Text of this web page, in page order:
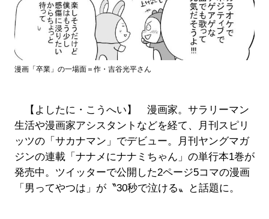
漫画「卒業」の一場面＝作・吉谷光平さん
【よしたに・こうへい】 漫画家。サラリーマン
生活や漫画家アシスタントなどを経て、月刊スピリ
ッツの「サカナマン」でデビュー。月刊ヤングマガ
ジンの連載「ナナメにナナミちゃん」の単行本1巻が
発売中。ツイッターで公開した2ページ5コマの漫画
「男ってやつは」が〝30秒で泣ける〟と話題に。